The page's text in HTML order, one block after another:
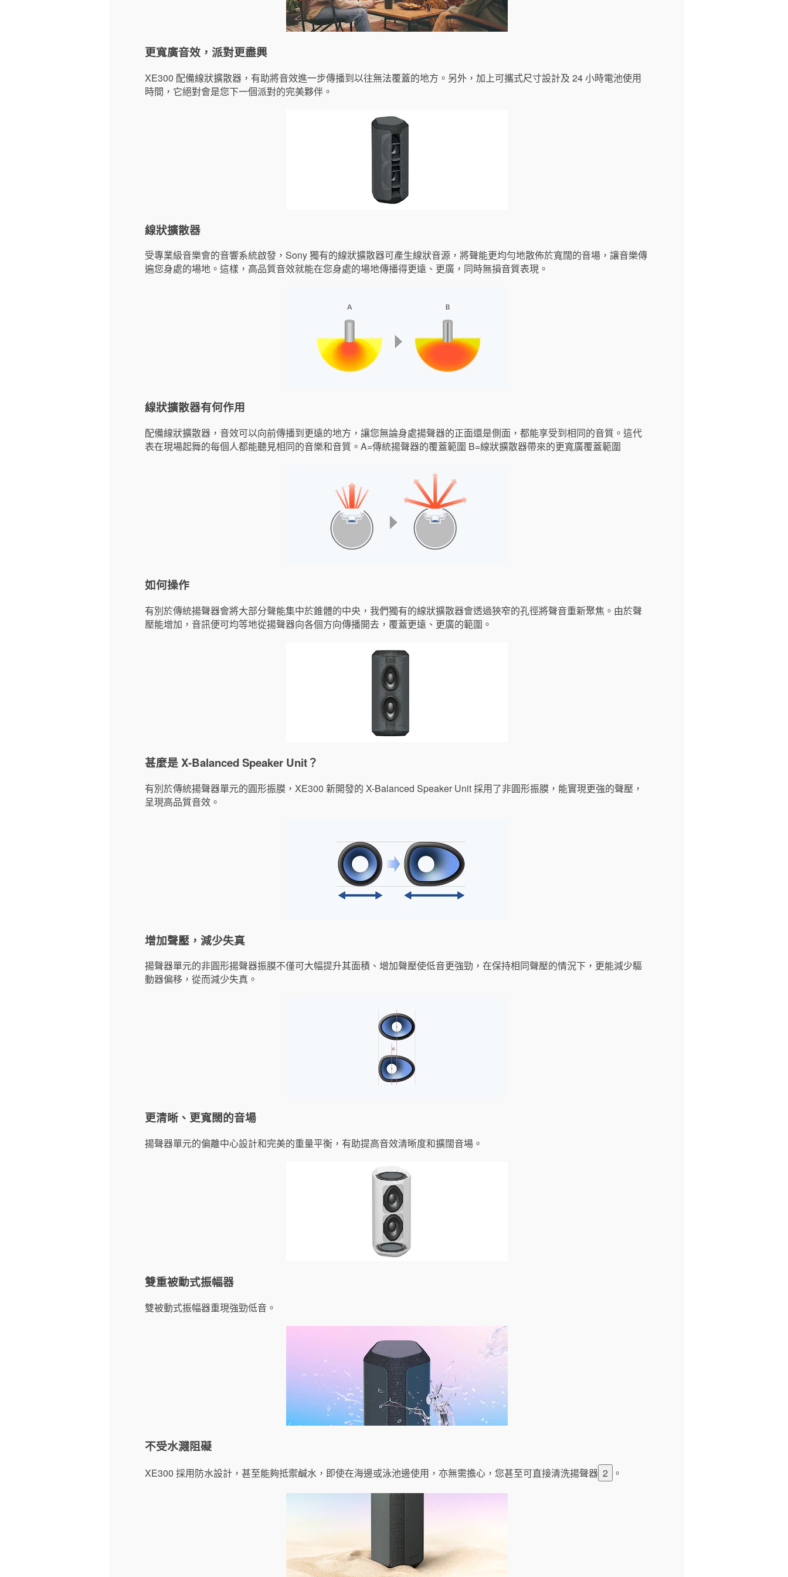
更寬廣音效，派對更盡興
XE300 配備線狀擴散器，有助將音效進一步傳播到以往無法覆蓋的地方。另外，加上可攜式尺寸設計及 24 小時電池使用
時間，它絕對會是您下一個派對的完美夥伴。
線狀擴散器
受專業級音樂會的音響系統啟發，Sony 獨有的線狀擴散器可產生線狀音源，將聲能更均勻地散佈於寬闊的音場，讓音樂傳
遍您身處的場地。這樣，高品質音效就能在您身處的場地傳播得更遠、更廣，同時無損音質表現。
線狀擴散器有何作用
配備線狀擴散器，音效可以向前傳播到更遠的地方，讓您無論身處揚聲器的正面還是側面，都能享受到相同的音質。這代
表在現場起舞的每個人都能聽見相同的音樂和音質。A=傳統揚聲器的覆蓋範圍 B=線狀擴散器帶來的更寬廣覆蓋範圍
如何操作
有別於傳統揚聲器會將大部分聲能集中於錐體的中央，我們獨有的線狀擴散器會透過狹窄的孔徑將聲音重新聚焦。由於聲
壓能增加，音訊便可均等地從揚聲器向各個方向傳播開去，覆蓋更遠、更廣的範圍。
甚麼是 X-Balanced Speaker Unit？
有別於傳統揚聲器單元的圓形振膜，XE300 新開發的 X-Balanced Speaker Unit 採用了非圓形振膜，能實現更強的聲壓，
呈現高品質音效。
增加聲壓，減少失真
揚聲器單元的非圓形揚聲器振膜不僅可大幅提升其面積、增加聲壓使低音更強勁，在保持相同聲壓的情況下，更能減少驅
動器偏移，從而減少失真。
更清晰、更寬闊的音場
揚聲器單元的偏離中心設計和完美的重量平衡，有助提高音效清晰度和擴闊音場。
雙重被動式振幅器
雙被動式振幅器重現強勁低音。
不受水濺阻礙
XE300 採用防水設計，甚至能夠抵禦鹹水，即使在海邊或泳池邊使用，亦無需擔心，您甚至可直接清洗揚聲器 2 。